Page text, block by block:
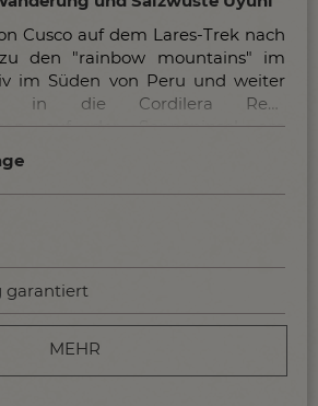
Cusco auf dem Lares-Trek nach
den "rainbow mountains" im
im Süden von Peru und weiter
in die Cordilera Real.
auf der Sonneninsel am
im farbprächtigen und
Süden Boliviens.
garantiert
MEHR